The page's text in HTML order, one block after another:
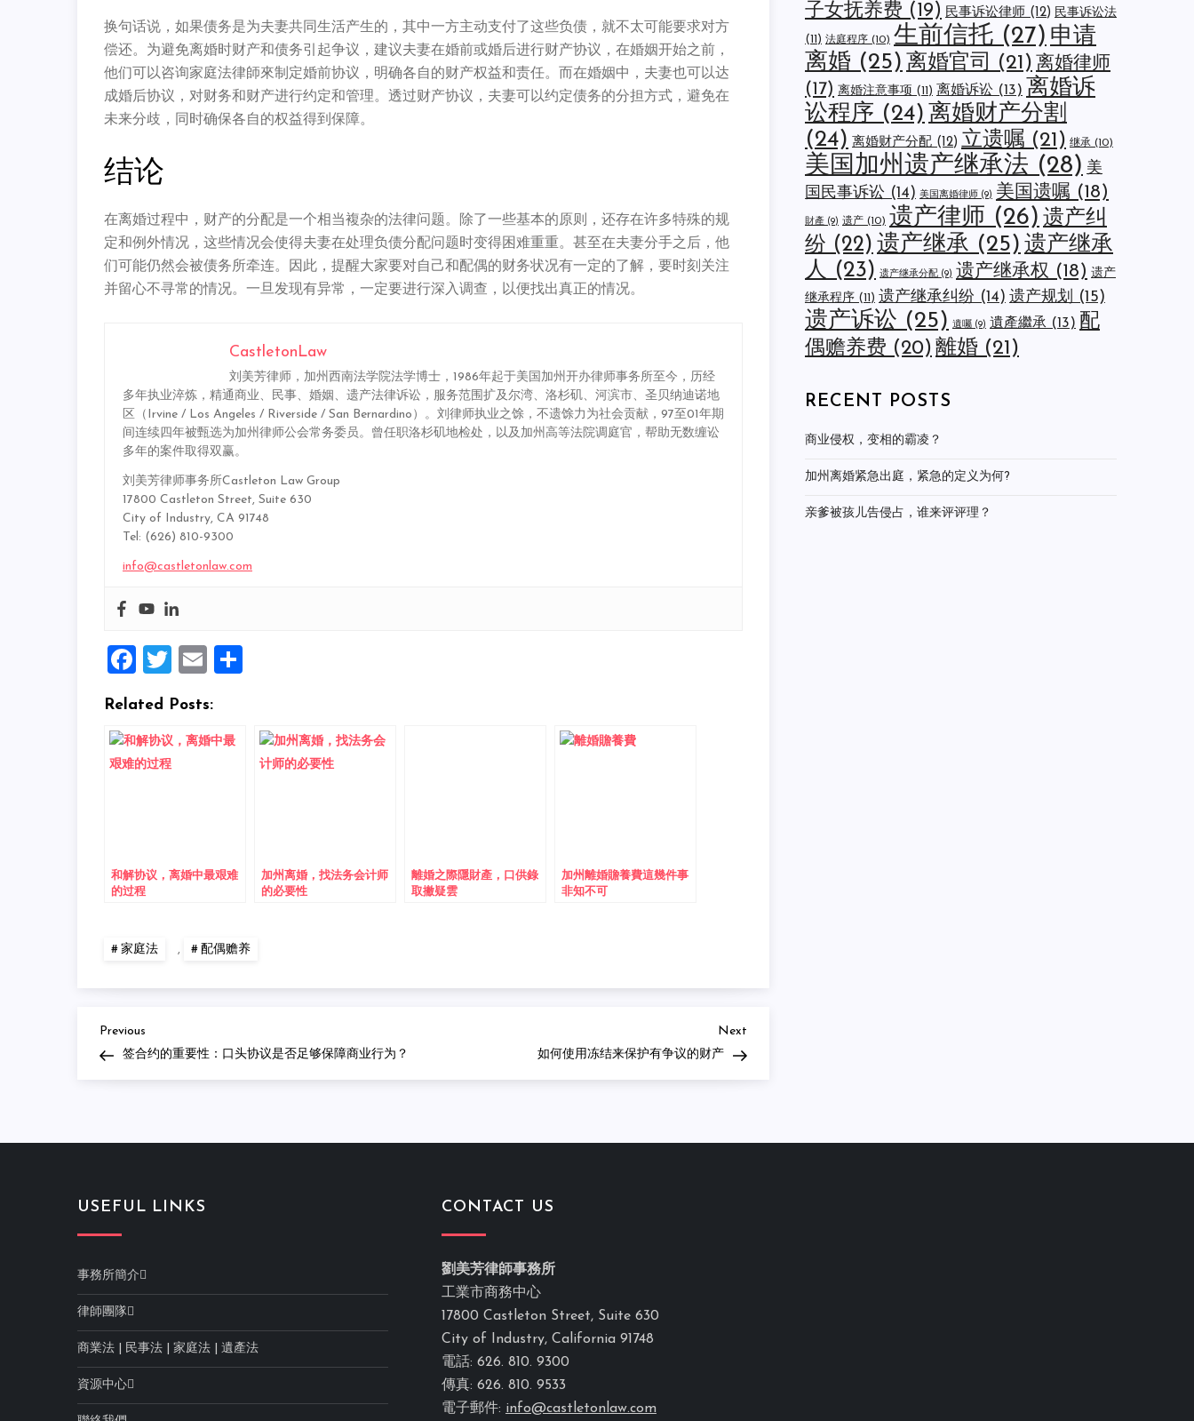
换句话说，如果债务是为夫妻共同生活产生的，其中一方主动支付了这些负债，就不太可能要求对方
偿还。为避免离婚时财产和债务引起争议，建议夫妻在婚前或婚后进行财产协议，在婚姻开始之前，
他们可以咨询家庭法律師來制定婚前协议，明确各自的财产权益和责任。而在婚姻中，夫妻也可以达
成婚后协议，对财务和财产进行约定和管理。透过财产协议，夫妻可以约定债务的分担方式，避免在
未来分歧，同时确保各自的权益得到保障。
结论
在离婚过程中，财产的分配是一个相当複杂的法律问题。除了一些基本的原则，还存在许多特殊的规
定和例外情况，这些情况会使得夫妻在处理负债分配问题时变得困难重重。甚至在夫妻分手之后，他
们可能仍然会被债务所牵连。因此，提醒大家要对自己和配偶的财务状况有一定的了解，要时刻关注
并留心不寻常的情况。一旦发现有异常，一定要进行深入调查，以便找出真正的情况。
CastletonLaw
刘美芳律师，加州西南法学院法学博士，1986年起于美国加州开办律师事务所至今，历经
多年执业淬炼，精通商业、民事、婚姻、遗产法律诉讼，服务范围扩及尔湾、洛杉矶、河滨市、圣贝纳迪诺地
区（Irvine / Los Angeles / Riverside / San Bernardino）。刘律师执业之馀，不遗馀力为社会贡献，97至01年期
间连续四年被甄选为加州律师公会常务委员。曾任职洛杉矶地检处，以及加州高等法院调庭官，帮助无数缠讼
多年的案件取得双赢。
刘美芳律师事务所Castleton Law Group
17800 Castleton Street, Suite 630
City of Industry, CA 91748
Tel: (626) 810-9300
info@castletonlaw.com
Facebook
TwitterEmail
Related Posts:
和解协议，离婚中最艰难
的过程
加州离婚，找法务会计师
的必要性
離婚之際隱財產，口供錄
取撇疑雲
加州離婚贍養費這幾件事
非知不可
家庭法 , 配偶赡养
Post
navigation
Previous
Post
Previous
签合约的重要性：口头协议是否足够保障商业行为？
Post
Next
如何使用冻结来保护有争议的财产
子女抚养费 (19) 民事诉讼律师 (12) 民事诉讼法
(11) 法庭程序 (10) 生前信托 (27) 申请
离婚 (25) 离婚官司 (21) 离婚律师
(17) 离婚注意事项 (11) 离婚诉讼 (13) 离婚诉
讼程序 (24) 离婚财产分割
(24) 离婚财产分配 (12) 立遗嘱 (21) 继承 (10)
美国加州遗产继承法 (28) 美
国民事诉讼 (14) 美国离婚律师 (9) 美国遗嘱 (18)
財產 (9) 遗产 (10) 遗产律师 (26) 遗产纠
纷 (22) 遗产继承 (25) 遗产继承
人 (23) 遗产继承分配 (9) 遗产继承权 (18) 遗产
继承程序 (11) 遗产继承纠纷 (14) 遗产规划 (15)
遗产诉讼 (25) 遺囑 (9) 遺產繼承 (13) 配
偶赡养费 (20) 離婚 (21)
RECENT POSTS
商业侵权，变相的霸凌？
加州离婚紧急出庭，紧急的定义为何?
亲爹被孩儿告侵占，谁来评评理？
USEFUL LINKS
事務所簡介
律師團隊
商業法 民事法 家庭法 遺產法
資源中心
CONTACT US
劉美芳律師事務所
工業市商務中心
17800 Castleton Street, Suite 630
City of Industry, California 91748
電話: 626. 810. 9300
傳真: 626. 810. 9533
電子郵件: info@castletonlaw.com